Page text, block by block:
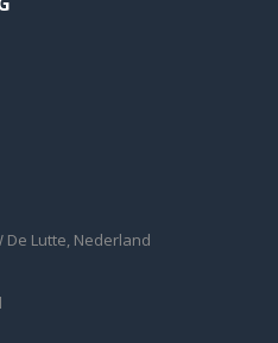
De Lutte, Nederland